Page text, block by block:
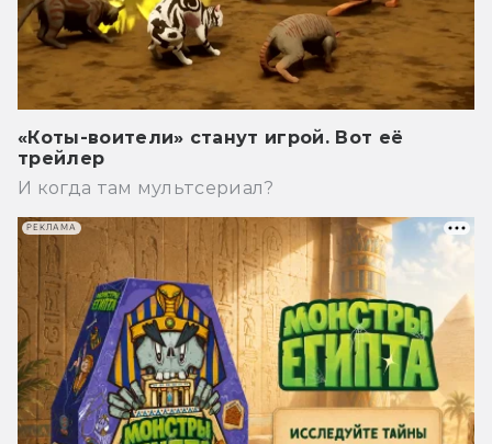
«Коты-воители» станут игрой. Вот её
трейлер
И когда там мультсериал?
РЕКЛАМА